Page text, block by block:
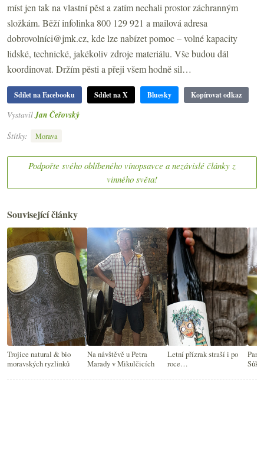
míst jen tak na vlastní pěst a zatím nechali prostor záchranným
složkám. Běží infolinka 800 129 921 a mailová adresa
dobrovolníci@jmk.cz, kde lze nabízet pomoc – volné kapacity
lidské, technické, jakékoliv zdroje materiálu. Vše budou dál
koordinovat. Držím pěsti a přeji všem hodně sil…
Sdílet na Facebooku Sdílet na X Bluesky Kopírovat odkaz
Vystavil Jan Čeřovský
Štítky:
Morava
Podpořte svého oblíbeného vínopsavce a nezávislé články z
vinného světa!
Související články
Trojice natural & bio
moravských ryzlinků
Na návštěvě u Petra
Marady v Mikulčicích
Letní přízrak straší i po
roce…